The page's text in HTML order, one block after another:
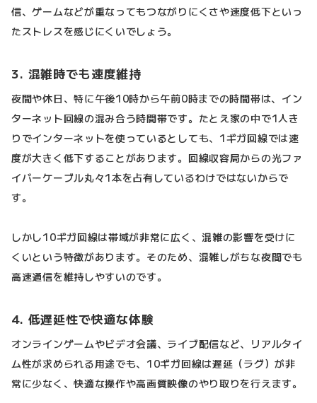
信、ゲームなどが重なってもつながりにくさや速度低下といっ
たストレスを感じにくいでしょう。
3. 混雑時でも速度維持
夜間や休日、特に午後10時から午前0時までの時間帯は、イン
ターネット回線の混み合う時間帯です。たとえ家の中で1人き
りでインターネットを使っているとしても、1ギガ回線では速
度が大きく低下することがあります。回線収容局からの光ファ
イバーケーブル丸々1本を占有しているわけではないからで
す。
しかし10ギガ回線は帯域が非常に広く、混雑の影響を受けに
くいという特徴があります。そのため、混雑しがちな夜間でも
高速通信を維持しやすいのです。
4. 低遅延性で快適な体験
オンラインゲームやビデオ会議、ライブ配信など、リアルタイ
ム性が求められる用途でも、10ギガ回線は遅延（ラグ）が非
常に少なく、快適な操作や高画質映像のやり取りを行えます。